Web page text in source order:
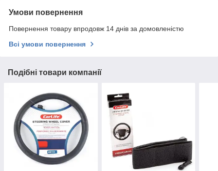
Умови повернення
Повернення товару впродовж 14 днів за домовленістю
Всі умови повернення
Подібні товари компанії